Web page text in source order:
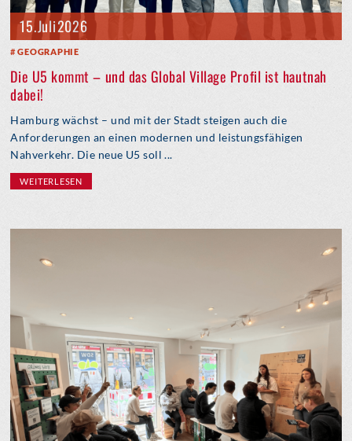
15. Juli 2026
GEOGRAPHIE
Die U5 kommt – und das Global Village Profil ist hautnah
dabei!
Hamburg wächst – und mit der Stadt steigen auch die
Anforderungen an einen modernen und leistungsfähigen
Nahverkehr. Die neue U5 soll ...
WEITERLESEN